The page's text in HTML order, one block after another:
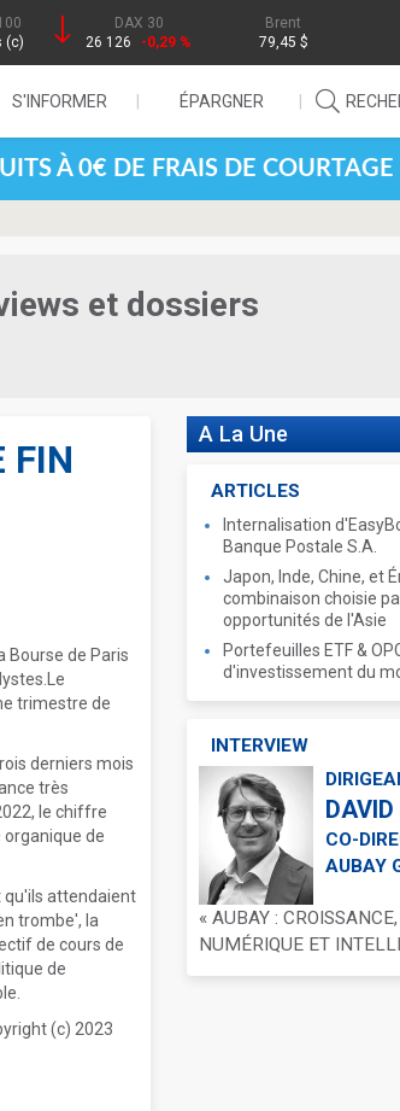
(c)
DAX 30
26 126
-0,29 %
Brent
79,45 $
S'INFORMER ÉPARGNER
À 0€ DE FRAIS DE COURTAGE
et dossiers
FIN
Bourse de Paris
trimestre de
derniers mois
très
le chiffre
de
qu'ils attendaient
trombe', la
de cours de
de
(c) 2023
A La Une
ARTICLES
Internalisation
Banque Postale S.A.
Japon, Inde, Chine, et
combinaison choisie
opportunités de l'Asie
Portefeuilles ETF &
d'investissement du
INTERVIEW
DAVID
CO-
AUBAY
« AUBAY :
NUMÉRIQUE ET